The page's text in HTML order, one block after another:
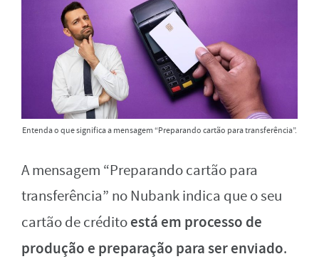
Entenda o que significa a mensagem “Preparando cartão para transferência”.
A mensagem “Preparando cartão para
transferência” no Nubank indica que o seu
cartão de créditoestá em processo de
produção e preparação para ser enviado.